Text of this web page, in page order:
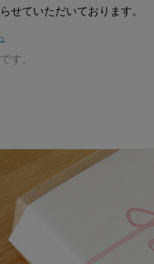
せていただいております。
す。